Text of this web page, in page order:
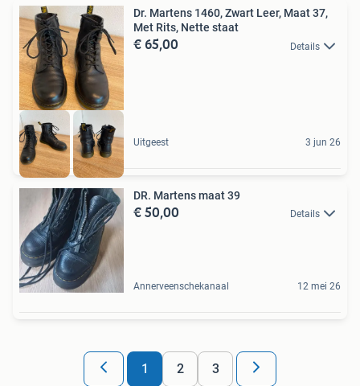
Dr. Martens 1460, Zwart Leer, Maat 37,
Met Rits, Nette staat
€ 65,00 Details
Uitgeest 3 jun 26
DR. Martens maat 39
€ 50,00 Details
Annerveenschekanaal 12 mei 26
1 2 3